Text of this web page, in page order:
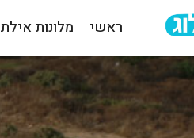
ראשי מלונות אילת